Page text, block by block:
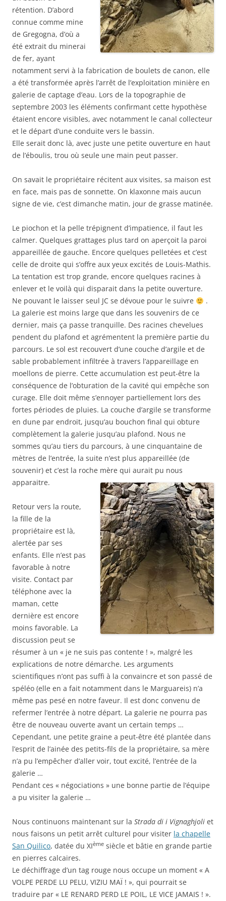
rétention. D’abord
connue comme mine
de Gregogna, d’où a
été extrait du minerai
de fer, ayant
notamment servi à la fabrication de boulets de canon, elle
a été transformée après l’arrêt de l’exploitation minière en
galerie de captage d’eau. Lors de la topographie de
septembre 2003 les éléments confirmant cette hypothèse
étaient encore visibles, avec notamment le canal collecteur
et le départ d’une conduite vers le bassin.
Elle serait donc là, avec juste une petite ouverture en haut
de l’éboulis, trou où seule une main peut passer.
On savait le propriétaire récitent aux visites, sa maison est
en face, mais pas de sonnette. On klaxonne mais aucun
signe de vie, c’est dimanche matin, jour de grasse matinée.
Le piochon et la pelle trépignent d’impatience, il faut les
calmer. Quelques grattages plus tard on aperçoit la paroi
appareillée de gauche. Encore quelques pelletées et c’est
celle de droite qui s’offre aux yeux excités de Louis-Mathis.
La tentation est trop grande, encore quelques racines à
enlever et le voilà qui disparait dans la petite ouverture.
Ne pouvant le laisser seul JC se dévoue pour le suivre
.
La galerie est moins large que dans les souvenirs de ce
dernier, mais ça passe tranquille. Des racines chevelues
pendent du plafond et agrémentent la première partie du
parcours. Le sol est recouvert d’une couche d’argile et de
sable probablement infiltrée à travers l’appareillage en
moellons de pierre. Cette accumulation est peut-être la
conséquence de l’obturation de la cavité qui empêche son
curage. Elle doit même s’ennoyer partiellement lors des
fortes périodes de pluies. La couche d’argile se transforme
en dune par endroit, jusqu’au bouchon final qui obture
complètement la galerie jusqu’au plafond. Nous ne
sommes qu’au tiers du parcours, à une cinquantaine de
mètres de l’entrée, la suite n’est plus appareillée (de
souvenir) et c’est la roche mère qui aurait pu nous
apparaitre.
Retour vers la route,
la fille de la
propriétaire est là,
alertée par ses
enfants. Elle n’est pas
favorable à notre
visite. Contact par
téléphone avec la
maman, cette
dernière est encore
moins favorable. La
discussion peut se
résumer à un « je ne suis pas contente ! », malgré les
explications de notre démarche. Les arguments
scientifiques n’ont pas suffi à la convaincre et son passé de
spéléo (elle en a fait notamment dans le Marguareis) n’a
même pas pesé en notre faveur. Il est donc convenu de
refermer l’entrée à notre départ. La galerie ne pourra pas
être de nouveau ouverte avant un certain temps …
Cependant, une petite graine a peut-être été plantée dans
l’esprit de l’ainée des petits-fils de la propriétaire, sa mère
n’a pu l’empêcher d’aller voir, tout excité, l’entrée de la
galerie …
Pendant ces « négociations » une bonne partie de l’équipe
a pu visiter la galerie …
Nous continuons maintenant sur la Strada di i Vignaghjoli et
nous faisons un petit arrêt culturel pour visiter la chapelle
San Quilico, datée du XIème siècle et bâtie en grande partie
en pierres calcaires.
Le déchiffrage d’un tag rouge nous occupe un moment « A
VOLPE PERDE LU PELU, VIZIU MAÏ ! », qui pourrait se
traduire par « LE RENARD PERD LE POIL, LE VICE JAMAIS ! ».